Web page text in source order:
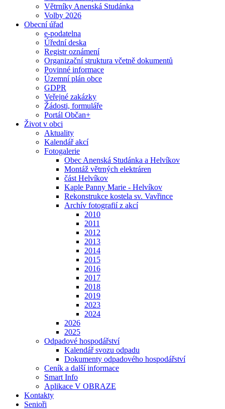
Větrníky Anenská Studánka
Volby 2026
Obecní úřad
e-podatelna
Úřední deska
Registr oznámení
Organizační struktura včetně dokumentů
Povinné informace
Územní plán obce
GDPR
Veřejné zakázky
Žádosti, formuláře
Portál Občan+
Život v obci
Aktuality
Kalendář akcí
Fotogalerie
Obec Anenská Studánka a Helvíkov
Montáž větrných elektráren
část Helvíkov
Kaple Panny Marie - Helvíkov
Rekonstrukce kostela sv. Vavřince
Archív fotografií z akcí
2010
2011
2012
2013
2014
2015
2016
2017
2018
2019
2023
2024
2026
2025
Odpadové hospodářství
Kalendář svozu odpadu
Dokumenty odpadového hospodářství
Ceník a další informace
Smart Info
Aplikace V OBRAZE
Kontakty
Senioři